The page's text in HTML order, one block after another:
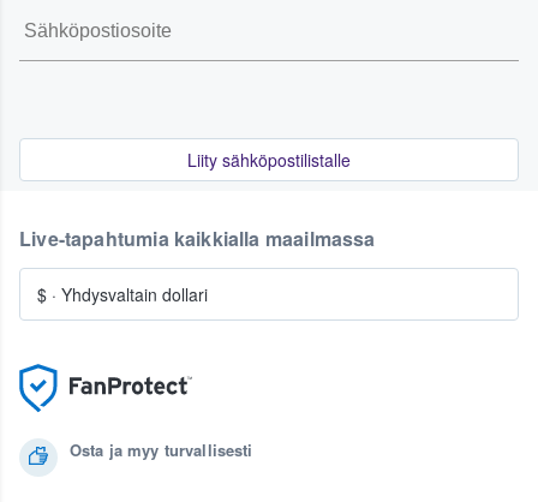
Liity sähköpostilistalle
Osta ja myy turvallisesti
Live-tapahtumia kaikkialla maailmassa
$ · Yhdysvaltain dollari